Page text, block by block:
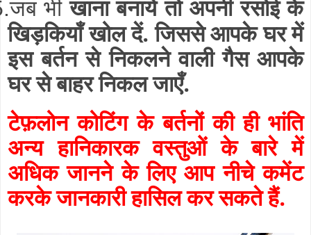
जब भीखाना बनाये तो अपनी रसोई के
खिड़कियाँ खोल दें. जिससे आपके घर में
इस बर्तन से निकलने वाली गैस आपके
घर से बाहर निकल जाएँ.
टेफ़लोन कोटिंग के बर्तनों की ही भांति
अन्य हानिकारक वस्तुओं के बारे में
अधिक जानने के लिए आप नीचे कमेंट
करके जानकारी हासिल कर सकते हैं.